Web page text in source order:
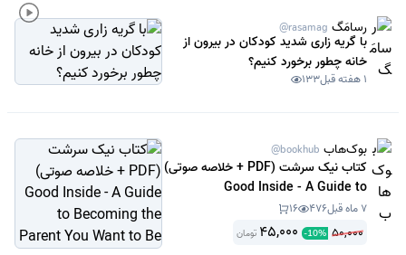
رسامَگ @rasamag
با گریه زاری شدید کودکان در بیرون از
خانه چطور برخورد کنیم؟
1 هفته قبل 133
بوک‌هاب @bookhub
کتاب نیک سرشت (PDF + خلاصه صوتی)
Good Inside - A Guide to
Becoming the Parent You Want to
Be
7 ماه قبل 476
16
50,000
-10%
45,000 تومان